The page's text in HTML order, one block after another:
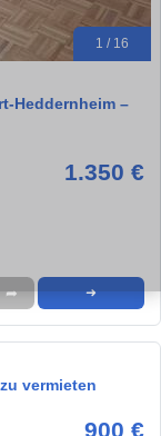
1 / 16
Heddernheim –
1.350 €
➦ ➜
vermieten
900 €